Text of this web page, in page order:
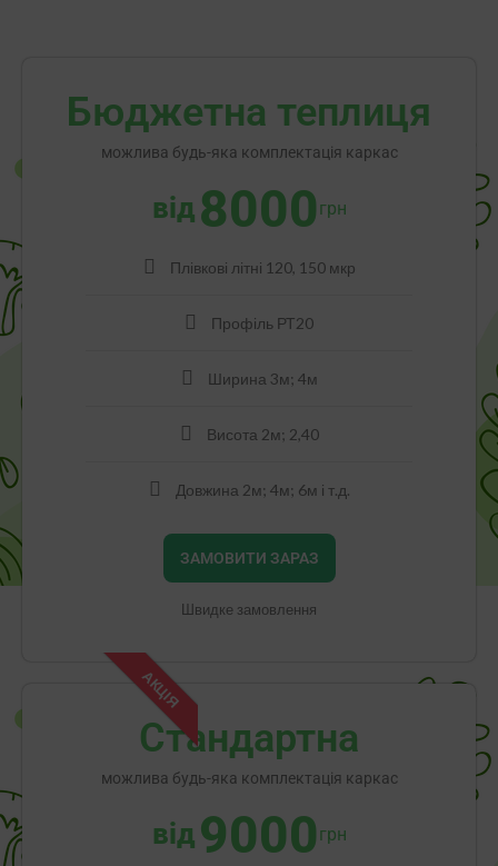
Бюджетна теплиця
можлива будь-яка комплектація каркас
від 8000 грн
Плівкові літні 120, 150 мкр
Профіль РТ20
Ширина 3м; 4м
Висота 2м; 2,40
Довжина 2м; 4м; 6м і т.д.
ЗАМОВИТИ ЗАРАЗ
Швидке замовлення
АКЦІЯ
Стандартна
можлива будь-яка комплектація каркас
від 9000 грн